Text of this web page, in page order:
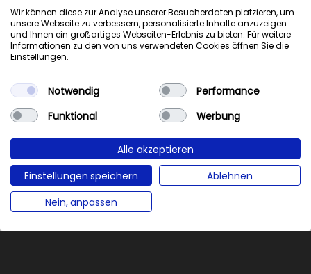
Wir können diese zur Analyse unserer Besucherdaten platzieren, um
unsere Webseite zu verbessern, personalisierte Inhalte anzuzeigen
und Ihnen ein großartiges Webseiten-Erlebnis zu bieten. Für weitere
Informationen zu den von uns verwendeten Cookies öffnen Sie die
Einstellungen.
Notwendig Performance
Funktional Werbung
Alle akzeptieren
Einstellungen speichern Ablehnen
Nein, anpassen